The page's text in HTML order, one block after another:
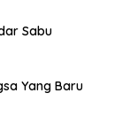
Sabu
Yang Baru